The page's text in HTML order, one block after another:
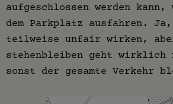
aufgeschlossen werden kann,
dem Parkplatz ausfahren. Ja,
teilweise unfair wirken,
stehenbleiben geht wirklich
sonst der gesamte Verkehr